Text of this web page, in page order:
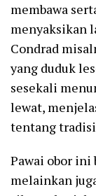
membawa
menyaksikan
Condrad
yang duduk
sesekali
lewat,
tentang
Pawai obor ini
melainkan